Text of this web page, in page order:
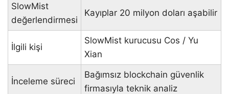
SlowMist
değerlendirmesi
Kayıplar 20 milyon doları aşabilir
İlgili kişi
SlowMist kurucusu Cos / Yu
Xian
İnceleme süreci
Bağımsız blockchain güvenlik
firmasıyla teknik analiz